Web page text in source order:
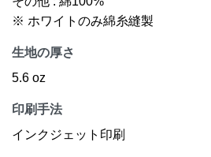
※ ホワイトのみ綿糸縫製
生地の厚さ
5.6 oz
印刷手法
インクジェット印刷